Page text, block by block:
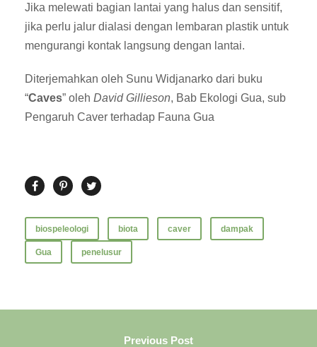
Jika melewati bagian lantai yang halus dan sensitif,
jika perlu jalur dialasi dengan lembaran plastik untuk
mengurangi kontak langsung dengan lantai.
Diterjemahkan oleh Sunu Widjanarko dari buku
“Caves” oleh David Gillieson, Bab Ekologi Gua, sub
Pengaruh Caver terhadap Fauna Gua
biospeleologi biota caver dampak
Gua penelusur
Previous Post